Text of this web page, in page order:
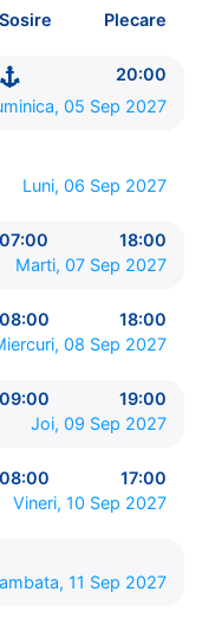
Germania
Sosire Plecare
20:00
05 Sep 2027
Luni, 06 Sep 2027
07:00
18:00
Marti, 07 Sep 2027
08:00
18:00
08 Sep 2027
09:00
19:00
Joi, 09 Sep 2027
08:00
17:00
Vineri, 10 Sep 2027
11 Sep 2027